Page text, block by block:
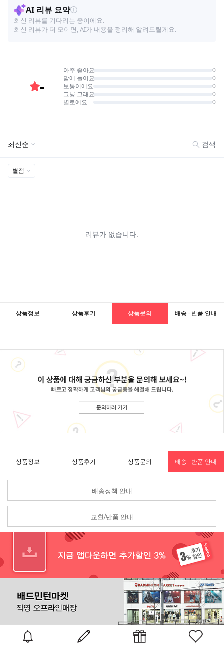
상품정보 상품후기 상품문의 배송 · 반품 안내
상품정보 상품후기 상품문의 배송 · 반품 안내
배송정책 안내
교환/반품 안내